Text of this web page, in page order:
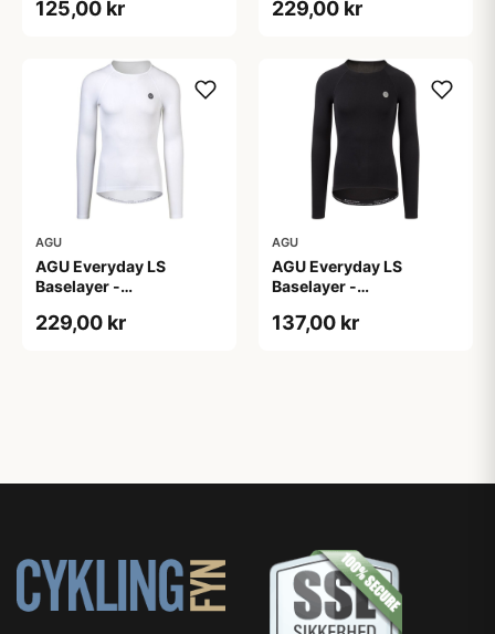
125,00 kr
Ærmer - Herre - Hvid -
229,00 kr
AGU
AGU Everyday LS
Baselayer -
Ærmer - Herre - Hvid -
229,00 kr
AGU
AGU Everyday LS
Baselayer -
Ærmer - Herre - Sort -
137,00 kr